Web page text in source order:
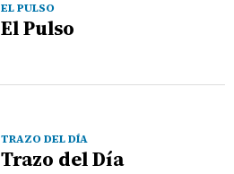
EL PULSO
El Pulso
TRAZO DEL DÍA
Trazo del Día